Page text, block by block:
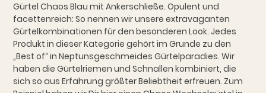
Gürtel Chaos Blau mit Ankerschließe. Opulent und
facettenreich: So nennen wir unsere extravaganten
Gürtelkombinationen für den besonderen Look. Jedes
Produkt in dieser Kategorie gehört im Grunde zu den
„Best of“ in Neptunsgeschmeides Gürtelparadies. Wir
haben die Gürtelriemen und Schnallen kombiniert, die
sich so aus Erfahrung größter Beliebtheit erfreuen. Zum